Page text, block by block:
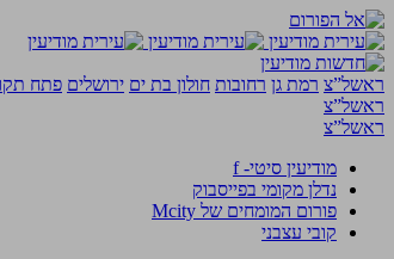
ראשל”צ רמת גן רחובות חולון בת ים ירושלים פתח
ראשל”צ
ראשל”צ
מודיעין סיטי- f
נדלן מקומי בפייסבוק
פורום המומחים של Mcity
קובי עצבני